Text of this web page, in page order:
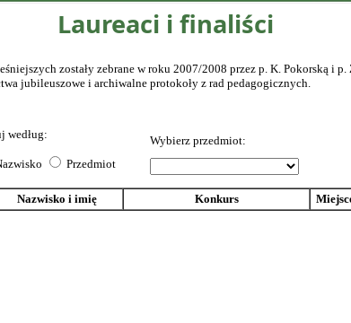
Laureaci i finaliści